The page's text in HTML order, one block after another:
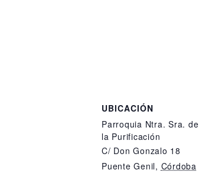
UBICACIÓN
Parroquia Ntra. Sra. de
la Purificación
C/ Don Gonzalo 18
Puente Genil, Córdoba